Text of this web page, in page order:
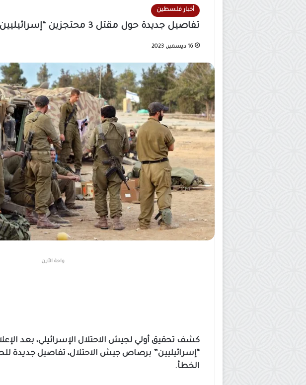
أخبار فلسطين
تفاصيل جديدة حول مقتل 3 محتجزين “إسرائيليين” بالخطأ في غزة
16 ديسمبر، 2023
واحة الأرن
“إسرائيليين” برصاص جيش الاحتلال، تفاصيل جديدة
الخطأ.